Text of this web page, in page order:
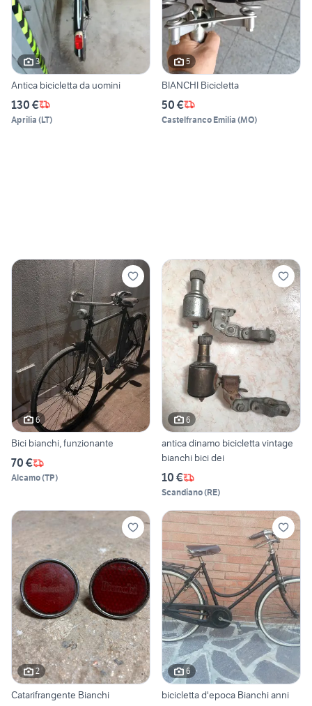
3
Antica bicicletta da uomini
130 €
Aprilia (LT)
5
BIANCHI Bicicletta
50 €
Castelfranco Emilia (MO)
6
Bici bianchi, funzionante
70 €
Alcamo(TP)
6
antica dinamo bicicletta vintage
bianchi bici dei
10 €
Scandiano(RE)
2
Catarifrangente Bianchi
6
bicicletta d'epoca Bianchi anni